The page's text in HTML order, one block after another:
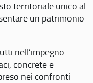
territoriale unico al
un patrimonio
nell’impegno
concrete e
nei confronti